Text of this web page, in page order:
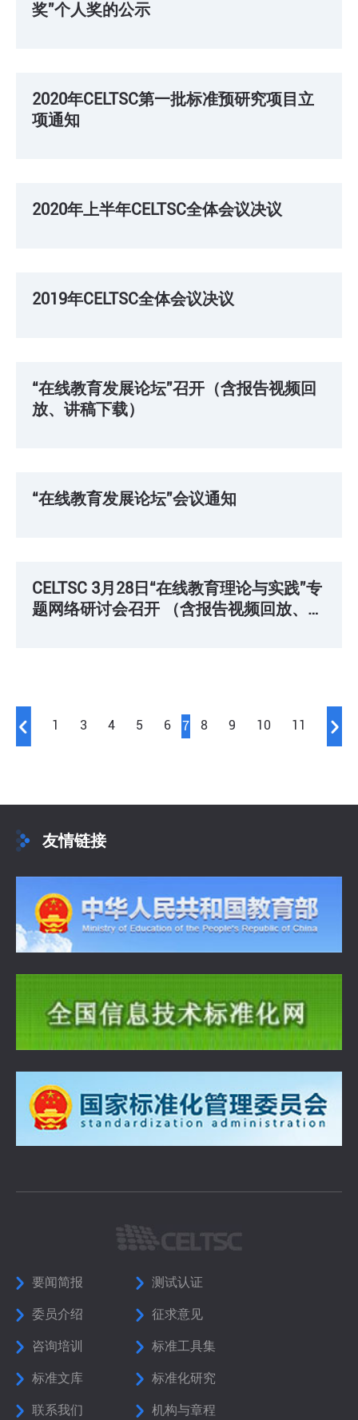
奖”个人奖的公示
2020年CELTSC第一批标准预研究项目立
项通知
2020年上半年CELTSC全体会议决议
2019年CELTSC全体会议决议
“在线教育发展论坛”召开（含报告视频回
放、讲稿下载）
“在线教育发展论坛”会议通知
CELTSC 3月28日“在线教育理论与实践”专
题网络研讨会召开 （含报告视频回放、讲
1 3 4 5 6 7 8 9 10 11
友情链接
要闻简报 测试认证
委员介绍 征求意见
咨询培训 标准工具集
标准文库 标准化研究
联系我们 机构与章程